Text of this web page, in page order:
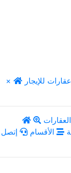
×
عقارات للإيجار
الأقسام
إتصل